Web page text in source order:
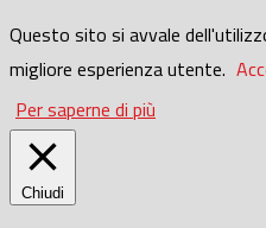
Questo sito si avvale
migliore esperienza utente.
Per saperne di più
Chiudi